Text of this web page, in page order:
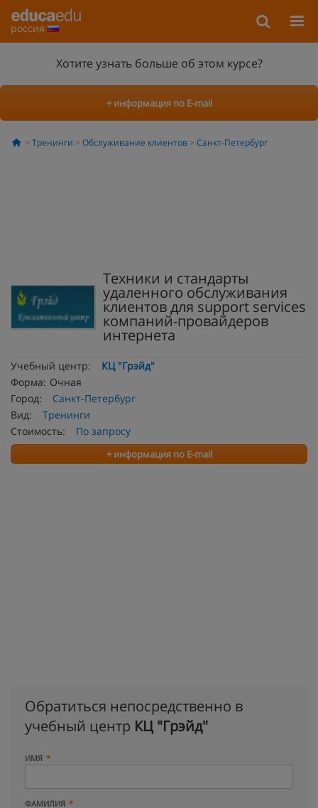
россия
Хотите узнать больше об этом курсе?
+ информация по E-mail
Тренинги Обслуживание клиентов Санкт-Петербург
Техники и стандарты
удаленного обслуживания
клиентов для support services
компаний-провайдеров
интернета
Учебный центр:
КЦ "Грэйд"
Форма: Очная
Город:
Санкт-Петербург
Вид:
Тренинги
Стоимость:
По запросу
+ информация по E-mail
Обратиться непосредственно в
учебный центр КЦ "Грэйд"
ИМЯ
ФАМИЛИЯ